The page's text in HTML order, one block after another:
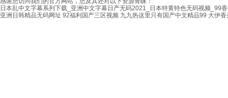
日本乱中文字幕系列下载_亚洲中文字幕日产无码2021_日本特黄特色无码视频_99
亚洲日韩精品无码网址 92福利国产三区视频 九九热这里只有国产中文精品99 大伊